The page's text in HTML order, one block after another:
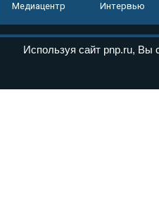
Медиацентр
Интервью
Используя сайт pnp.ru, Вы